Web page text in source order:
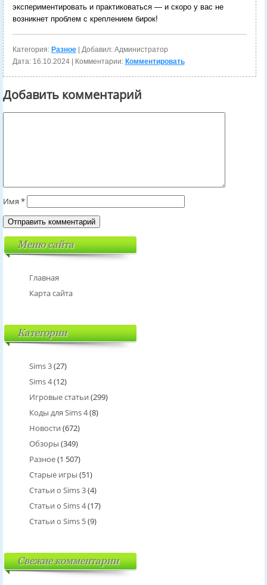
экспериментировать и практиковаться — и скоро у вас не
возникнет проблем с креплением бирок!
Категория: Разное| Добавил: Администратор
Дата: 16.10.2024| Комментарии: Комментировать
Добавить комментарий
Имя *
Меню сайта
Главная
Карта сайта
Категории
Sims 3(27)
Sims 4(12)
Игровые статьи (299)
Коды для Sims 4(8)
Новости (672)
Обзоры (349)
Разное(1 507)
Старые игры (51)
Статьи о Sims 3(4)
Статьи о Sims 4(17)
Статьи о Sims 5(9)
Свежие комментарии